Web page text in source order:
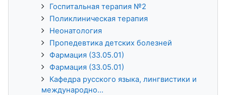
Госпитальная терапия №2
Поликлиническая терапия
Неонатология
Пропедевтика детских болезней
Фармация (33.05.01)
Фармация (33.05.01)
Кафедра русского языка, лингвистики и
международно...